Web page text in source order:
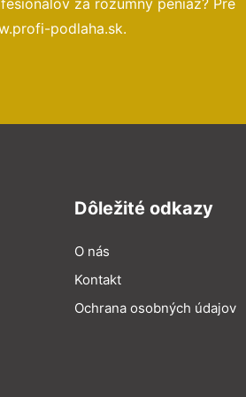
podlaha.sk.
Dôležité odkazy
O nás
Kontakt
Ochrana osobných údajov